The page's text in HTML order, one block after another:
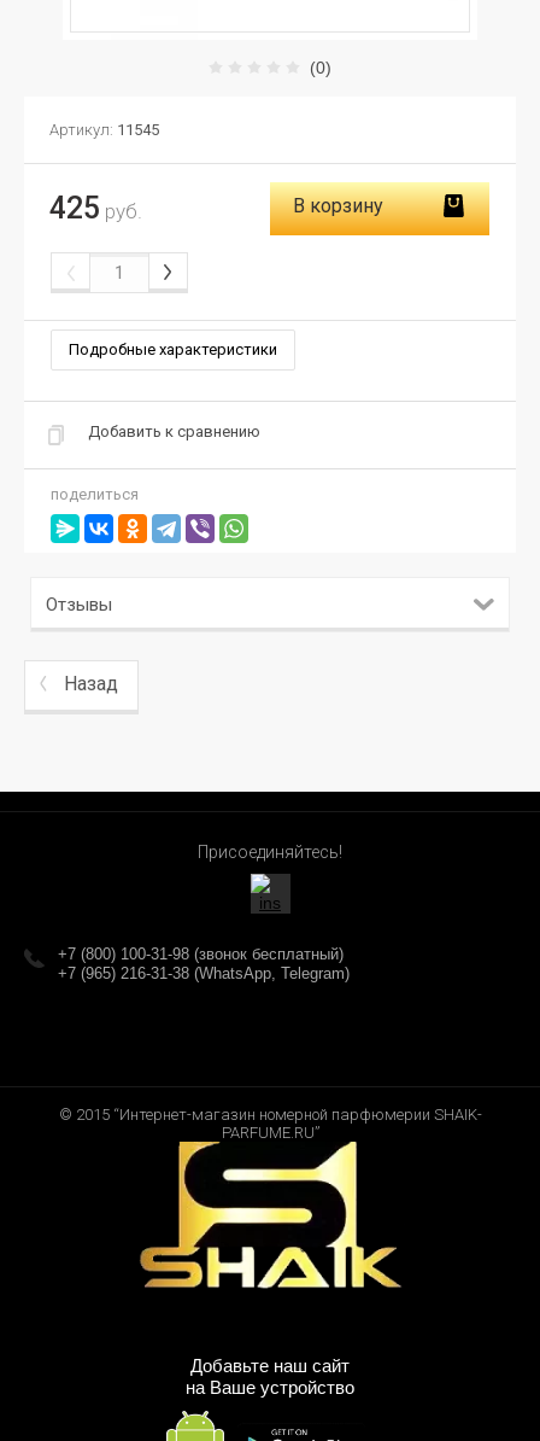
(0)
Артикул: 11545
425 руб. В корзину
Подробные характеристики
Добавить к сравнению
поделиться
Отзывы
Назад
Присоединяйтесь!
+7 (800) 100-31-98 (звонок бесплатный)
+7 (965) 216-31-38 (WhatsApp, Telegram)
© 2015 “Интернет-магазин номерной парфюмерии SHAIK-
PARFUME.RU”
Добавьте наш сайт
на Ваше устройство